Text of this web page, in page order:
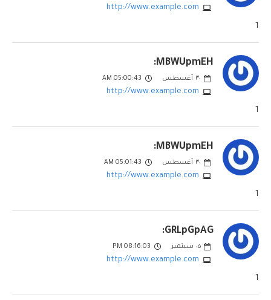
http://www.example.com
1
MBWUpmEH:
٣٠ أغسطس 05:00:43 AM
http://www.example.com
1
MBWUpmEH:
٣٠ أغسطس 05:01:43 AM
http://www.example.com
1
GRLpGpAG:
٠٥ سبتمبر 08:16:03 PM
http://www.example.com
1